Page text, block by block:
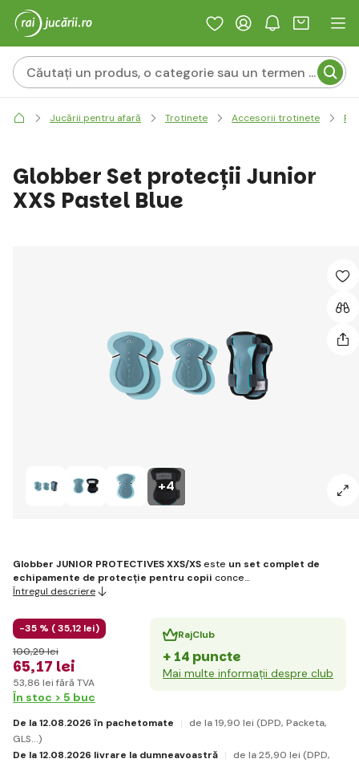
Jucării pentru afară Trotinete Accesorii trotinete
+4
Globber Set protecții Junior
XXS Pastel Blue
Globber JUNIOR PROTECTIVES XXS/XSeste un set complet de
echipamente de protecție pentru copii conce…
Întregul descriere
-35 % (35,12 lei)
65,17 lei
100,29 lei
53,86 lei fără TVA
RajClub
+ 14 puncte
Mai multe informații despre club
În stoc > 5 buc
De la 12.08.2026 în pachetomate de la 19,90 lei (DPD, Packeta,
GLS...)
De la 12.08.2026 livrare la dumneavoastră
de la 25,90 lei (DPD,